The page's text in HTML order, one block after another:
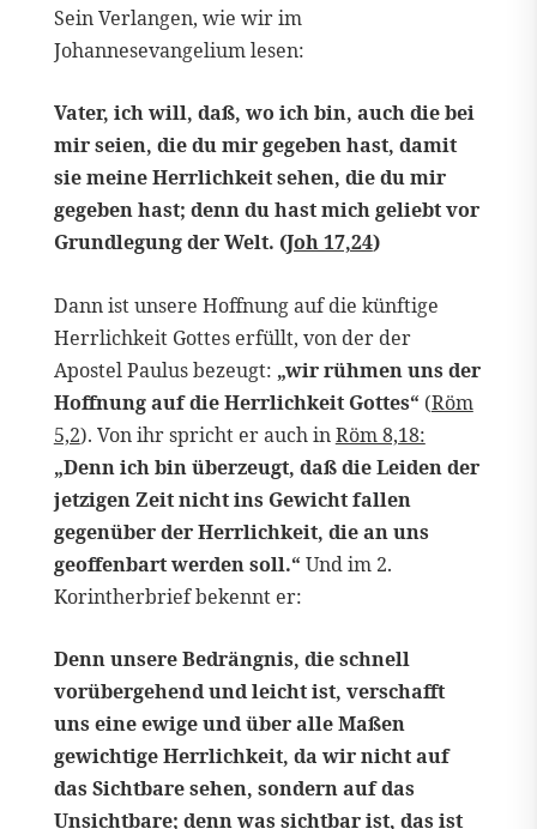
Sein Verlangen, wie wir im
Johannesevangelium lesen:
Vater, ich will, daß, wo ich bin, auch die bei
mir seien, die du mir gegeben hast, damit
sie meine Herrlichkeit sehen, die du mir
gegeben hast; denn du hast mich geliebt vor
Grundlegung der Welt. (Joh 17,24)
Dann ist unsere Hoffnung auf die künftige
Herrlichkeit Gottes erfüllt, von der der
Apostel Paulus bezeugt: „wir rühmen uns der
Hoffnung auf die Herrlichkeit Gottes“ (Röm
5,2). Von ihr spricht er auch inRöm 8,18:
„Denn ich bin überzeugt, daß die Leiden der
jetzigen Zeit nicht ins Gewicht fallen
gegenüber der Herrlichkeit, die an uns
geoffenbart werden soll.“ Und im 2.
Korintherbrief bekennt er:
Denn unsere Bedrängnis, die schnell
vorübergehend und leicht ist, verschafft
uns eine ewige und über alle Maßen
gewichtige Herrlichkeit, da wir nicht auf
das Sichtbare sehen, sondern auf das
Unsichtbare; denn was sichtbar ist, das ist